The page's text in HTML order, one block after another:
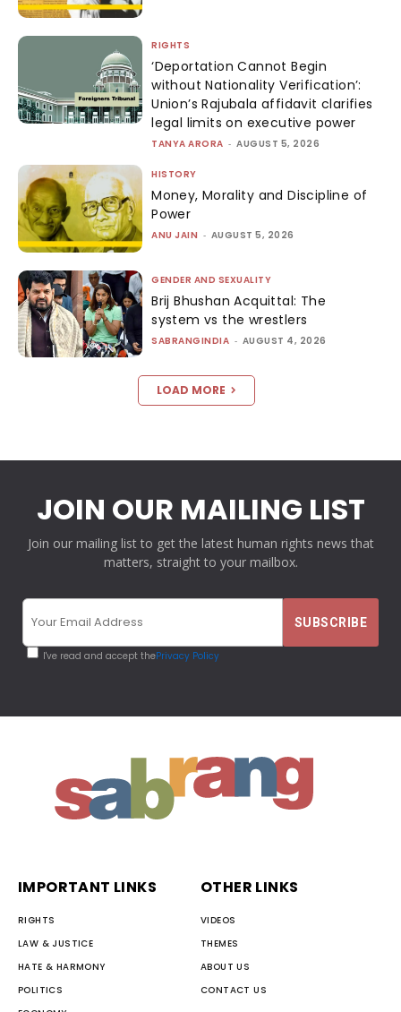
RIGHTS
‘Deportation Cannot Begin
without Nationality Verification’:
Union’s Rajubala affidavit clarifies
legal limits on executive power
TANYA ARORA - AUGUST 5, 2026
HISTORY
Money, Morality and Discipline of
Power
ANU JAIN - AUGUST 5, 2026
GENDER AND SEXUALITY
Brij Bhushan Acquittal: The
system vs the wrestlers
SABRANGINDIA - AUGUST 4, 2026
LOAD MORE
JOIN OUR MAILING LIST
Join our mailing list to get the latest human rights news that
matters, straight to your mailbox.
I've read and accept thePrivacy Policy
IMPORTANT LINKS
RIGHTS
LAW & JUSTICE
HATE & HARMONY
POLITICS
OTHER LINKS
VIDEOS
THEMES
ABOUT US
CONTACT US